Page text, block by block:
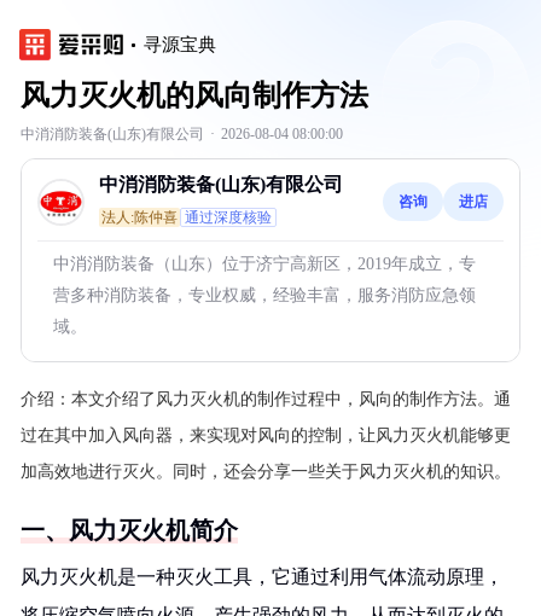
寻源宝典
风力灭火机的风向制作方法
中消消防装备(山东)有限公司 · 2026-08-04 08:00:00
中消消防装备(山东)有限公司
法人:陈仲喜 通过深度核验
咨询 进店
中消消防装备（山东）位于济宁高新区，2019年成立，专
营多种消防装备，专业权威，经验丰富，服务消防应急领
域。
介绍： 本文介绍了风力灭火机的制作过程中，风向的制作方法。通
过在其中加入风向器，来实现对风向的控制，让风力灭火机能够更
加高效地进行灭火。同时，还会分享一些关于风力灭火机的知识。
一、风力灭火机简介
风力灭火机是一种灭火工具，它通过利用气体流动原理，